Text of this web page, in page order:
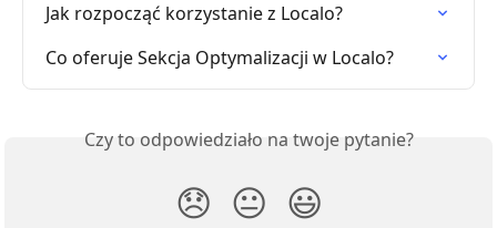
Jak rozpocząć korzystanie z Localo?
Co oferuje Sekcja Optymalizacji w Localo?
Czy to odpowiedziało na twoje pytanie?
😞 😐 😃